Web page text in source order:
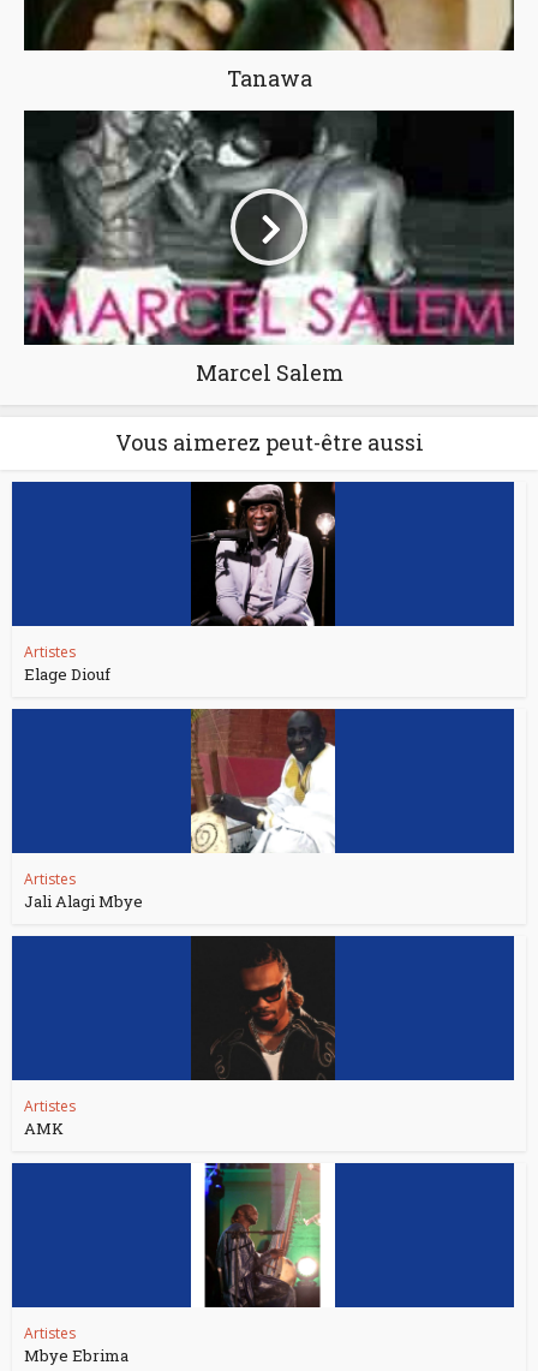
Tanawa
Marcel Salem
Vous aimerez peut-être aussi
Artistes
Elage Diouf
Artistes
Jali Alagi Mbye
Artistes
AMK
Artistes
Mbye Ebrima